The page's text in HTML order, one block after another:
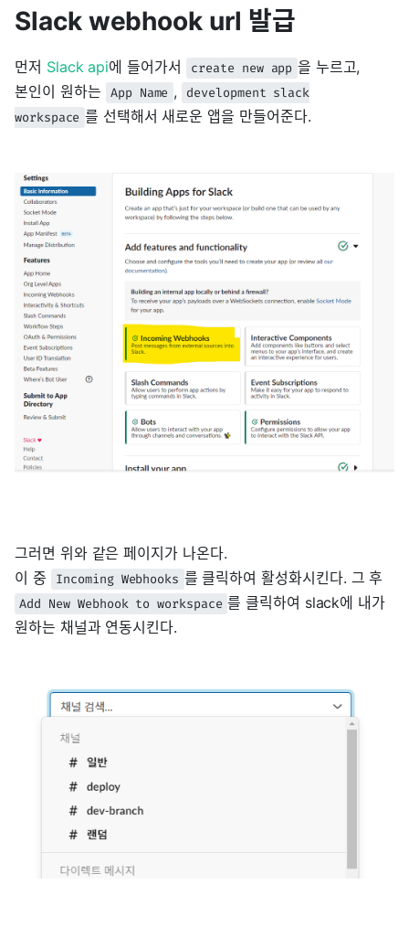
Slack webhook url 발급
먼저 Slack api에 들어가서 create new app 을 누르고,
본인이 원하는
App Name ,
development slack
workspace 를 선택해서 새로운 앱을 만들어준다.
그러면 위와 같은 페이지가 나온다.
이 중
Incoming Webhooks 를 클릭하여 활성화시킨다. 그 후
Add New Webhook to workspace 를 클릭하여 slack에 내가
원하는 채널과 연동시킨다.